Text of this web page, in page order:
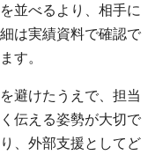
並べるより、相手に
は実績資料で確認で
す。
避けたうえで、担当
伝える姿勢が大切で
、外部支援としてど